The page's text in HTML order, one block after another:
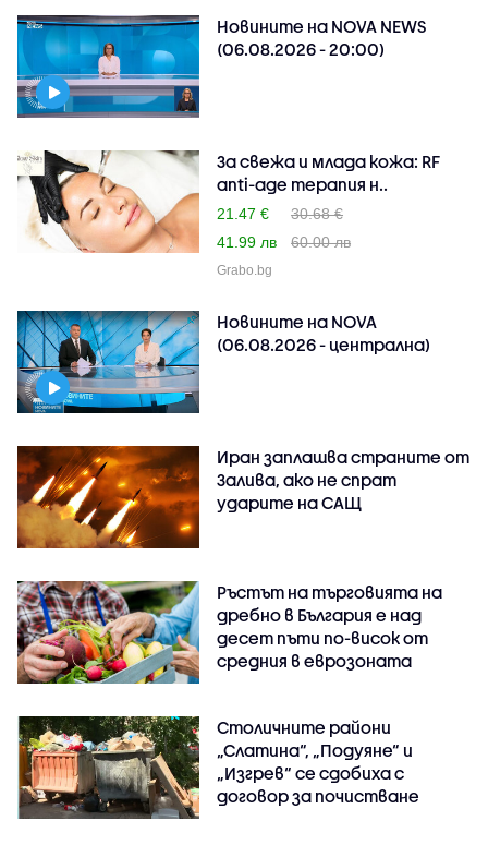
Новините на NOVA NEWS
(06.08.2026 - 20:00)
За свежа и млада кожа: RF
anti-age терапия н..
21.47 €
30.68 €
41.99 лв
60.00 лв
Grabo.bg
Новините на NOVA
(06.08.2026 - централна)
Иран заплашва страните от
Залива, ако не спрат
ударите на САЩ
Ръстът на търговията на
дребно в България е над
десет пъти по-висок от
средния в еврозоната
Столичните райони
„Слатина“, „Подуяне“ и
„Изгрев“ се сдобиха с
договор за почистване